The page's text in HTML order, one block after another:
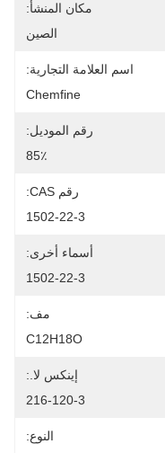
مكان المنشأ:
الصين
اسم العلامة التجارية:
Chemfine
رقم الموديل:
85٪
رقم CAS:
1502-22-3
أسماء أخرى:
1502-22-3
مف:
C12H18O
إينكس لا.:
216-120-3
النوع: